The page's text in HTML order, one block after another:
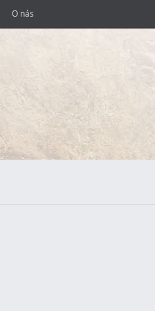
O nás